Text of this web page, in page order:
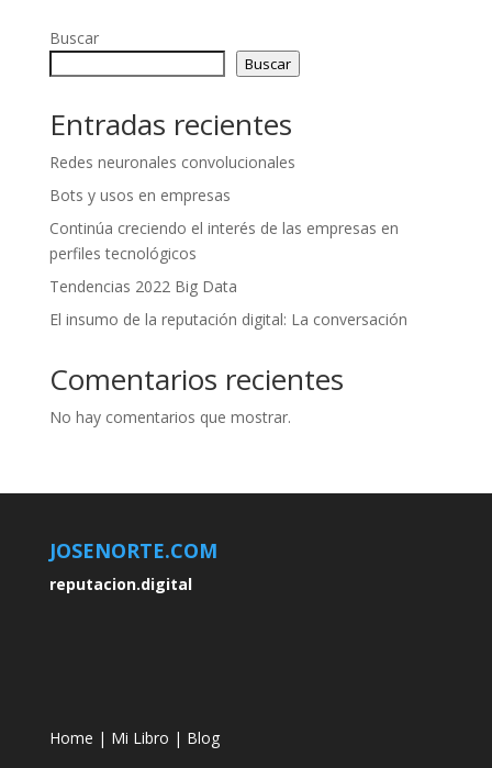
Buscar
Buscar
Entradas recientes
Redes neuronales convolucionales
Bots y usos en empresas
Continúa creciendo el interés de las empresas en
perfiles tecnológicos
Tendencias 2022 Big Data
El insumo de la reputación digital: La conversación
Comentarios recientes
No hay comentarios que mostrar.
JOSENORTE.COM
reputacion.digital
Home | Mi Libro | Blog